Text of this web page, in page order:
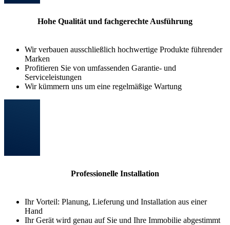
Hohe Qualität und fachgerechte Ausführung
Wir verbauen ausschließlich hochwertige Produkte führender
Marken
Profitieren Sie von umfassenden Garantie- und
Serviceleistungen
Wir kümmern uns um eine regelmäßige Wartung
Professionelle Installation
Ihr Vorteil: Planung, Lieferung und Installation aus einer
Hand
Ihr Gerät wird genau auf Sie und Ihre Immobilie abgestimmt